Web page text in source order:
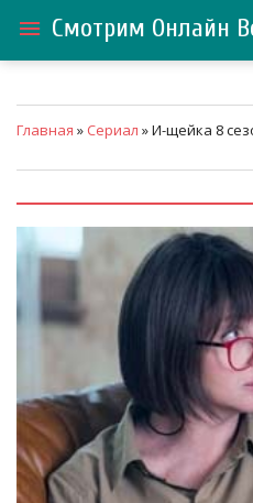
menu Смотрим Онлайн
Главная » Сериал » И-щейка 8